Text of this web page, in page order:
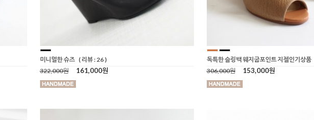
미니멀한 슈즈 ( 리뷰 : 26 )
322,000원
161,000원
독특한 슬링백 웨지굽포인트 지젤인기상품
306,000원
153,000원